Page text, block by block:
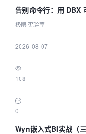
告别命令行：用 DBX
极限实验室
2026-08-07
108
0
Wyn嵌入式BI实战（